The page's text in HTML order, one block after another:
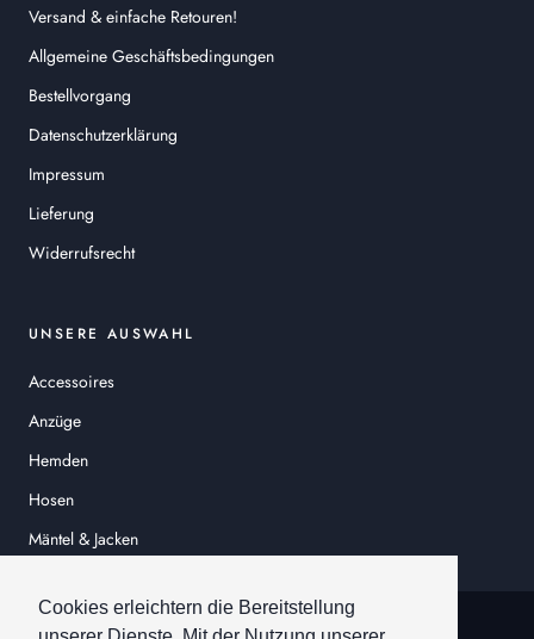
Cookies erleichtern die Bereitstellung
Versand & einfache Retouren!
Allgemeine Geschäftsbedingungen
Bestellvorgang
Datenschutzerklärung
Impressum
Lieferung
Widerrufsrecht
UNSERE AUSWAHL
Accessoires
Anzüge
Hemden
Hosen
Mäntel & Jacken
© HEINER SCHNEIDER